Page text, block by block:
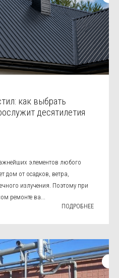
как выбрать
десятилетия
элементов любого
дом от осадков, ветра,
излучения. Поэтому при
ремонте ва...
ПОДРОБНЕЕ